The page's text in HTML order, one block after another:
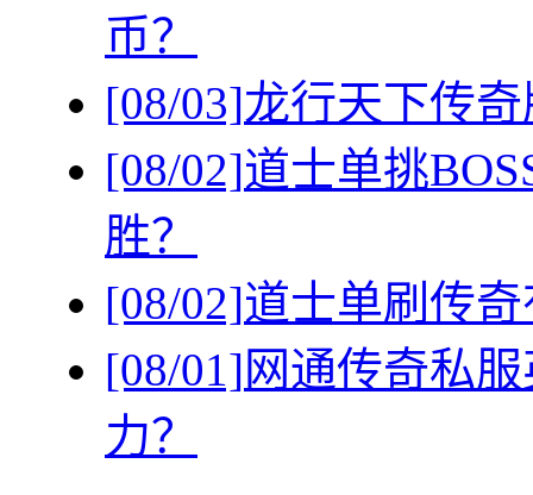
币？
[08/03]龙行天下传
[08/02]道士单挑
胜？
[08/02]道士单刷传
[08/01]网通传奇私
力？